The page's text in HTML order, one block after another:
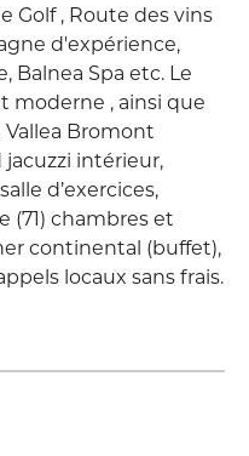
Golf , Route des vins
d'expérience,
Balnea Spa etc. Le
moderne , ainsi que
Vallea Bromont
jacuzzi intérieur,
d’exercices,
(71) chambres et
continental (buffet),
locaux sans frais.